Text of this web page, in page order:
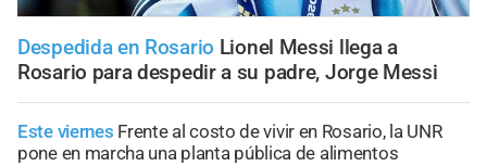
Despedida en Rosario Lionel Messi llega a
Rosario para despedir a su padre, Jorge Messi
Este viernes Frente al costo de vivir en Rosario, la UNR
pone en marcha una planta pública de alimentos